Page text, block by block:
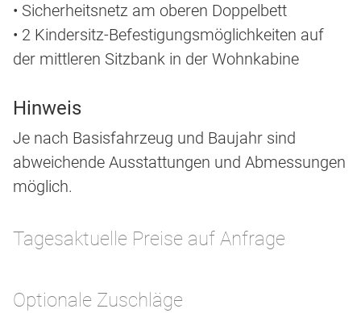
• Sicherheitsnetz am oberen Doppelbett
• 2 Kindersitz-Befestigungsmöglichkeiten auf
der mittleren Sitzbank in der Wohnkabine
Hinweis
Je nach Basisfahrzeug und Baujahr sind
abweichende Ausstattungen und Abmessungen
möglich.
Tagesaktuelle Preise auf Anfrage
Optionale Zuschläge